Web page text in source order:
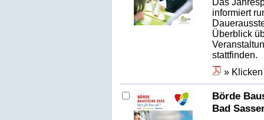
Das
informiert
Überblick
stattfinden.
»
Börde
Bad